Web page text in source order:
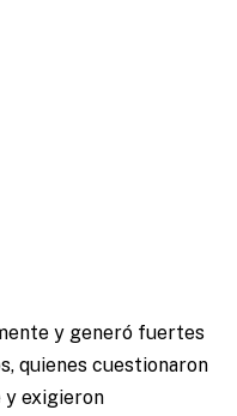
y generó fuertes
quienes cuestionaron
exigieron